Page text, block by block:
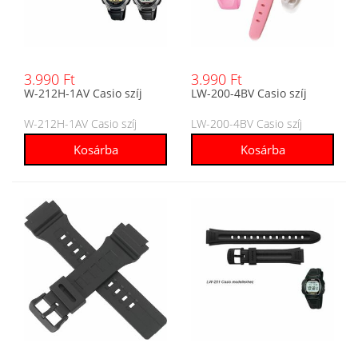
3.990 Ft
W-212H-1AV Casio szíj
W-212H-1AV Casio szíj
3.990 Ft
LW-200-4BV Casio szíj
LW-200-4BV Casio szíj